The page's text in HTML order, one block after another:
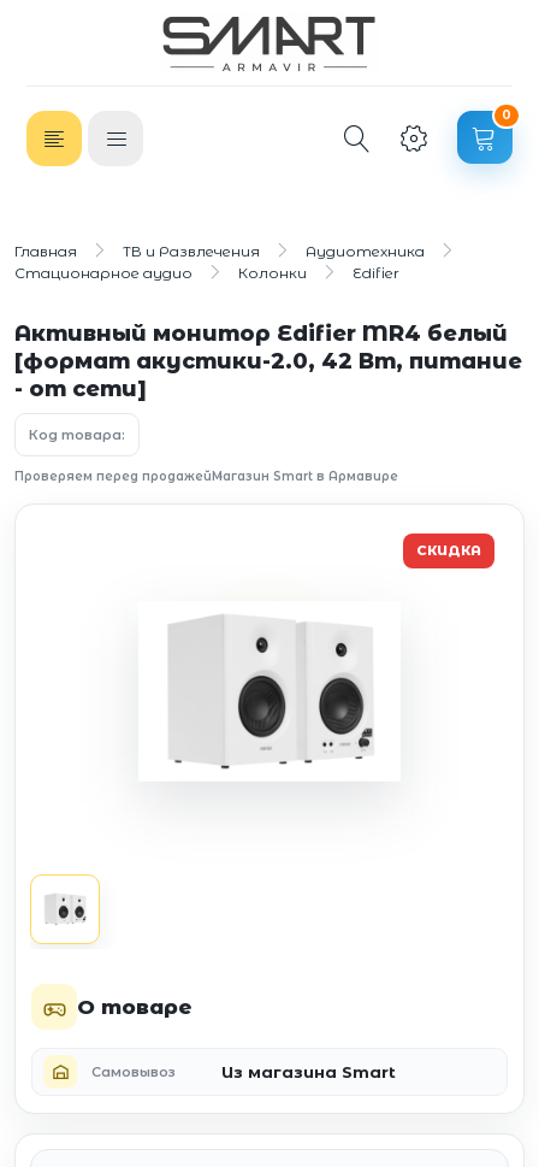
0
Главная ТВ и Развлечения
Аудиотехника
Стационарное аудио
Колонки Edifier
Активный монитор Edifier MR4 белый
[формат акустики-2.0, 42 Вт, питание
- от сети]
Код товара:
Проверяем перед продажейМагазин Smart в Армавире
СКИДКА
О товаре
Самовывоз Из магазина Smart